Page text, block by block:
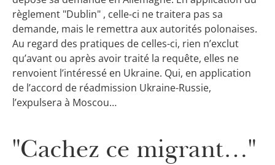
règlement "Dublin" , celle-ci ne traitera pas sa
demande, mais le remettra aux autorités polonaises.
Au regard des pratiques de celles-ci, rien n’exclut
qu’avant ou après avoir traité la requête, elles ne
renvoient l’intéressé en Ukraine. Qui, en application
de l’accord de réadmission Ukraine-Russie,
l’expulsera à Moscou…
"Cachez ce migrant…"